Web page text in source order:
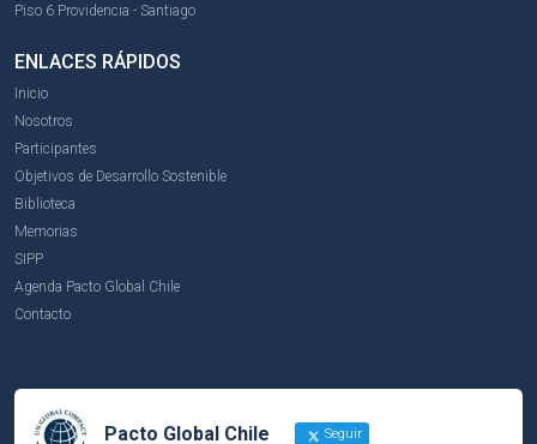
Piso 6 Providencia - Santiago
ENLACES RÁPIDOS
Inicio
Nosotros
Participantes
Objetivos de Desarrollo Sostenible
Biblioteca
Memorias
SIPP
Agenda Pacto Global Chile
Contacto
Pacto Global Chile Seguir